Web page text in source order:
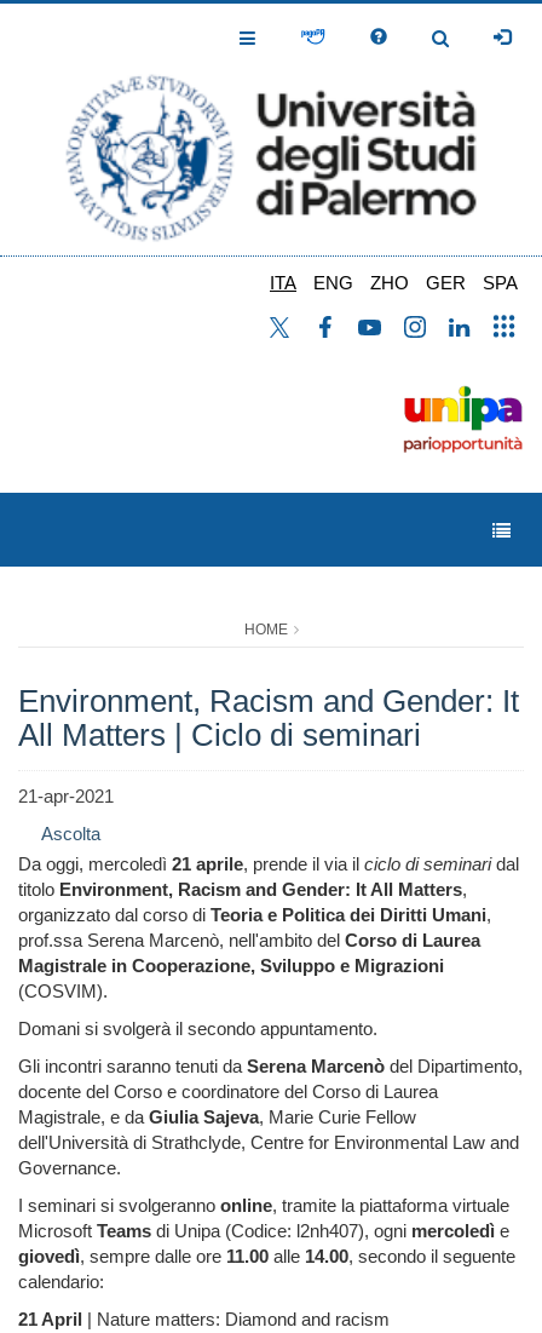
Toggle
Toggle
ITA ENG ZHO GER SPA
HOME
Environment, Racism and Gender: It
All Matters | Ciclo di seminari
21-apr-2021
Ascolta
Da oggi, mercoledì 21 aprile, prende il via il ciclo di seminaridal
titolo Environment, Racism and Gender: It All Matters,
organizzato dal corso di Teoria e Politica dei Diritti Umani,
prof.ssa Serena Marcenò, nell'ambito del Corso di Laurea
Magistrale in Cooperazione, Sviluppo e Migrazioni
(COSVIM).
Domani si svolgerà il secondo appuntamento.
Gli incontri saranno tenuti daSerena Marcenò del Dipartimento,
docente del Corso e coordinatore del Corso di Laurea
Magistrale, e daGiulia Sajeva, Marie Curie Fellow
dell'Università di Strathclyde, Centre for Environmental Law and
Governance.
I seminari si svolgeranno online, tramite la piattaforma virtuale
Microsoft Teams di Unipa (Codice: l2nh407), ogni mercoledì e
giovedì, sempre dalle ore 11.00 alle 14.00, secondo il seguente
calendario:
21 April | Nature matters: Diamond and racism